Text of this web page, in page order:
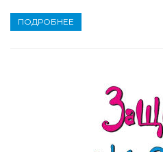
ПОДРОБНЕЕ